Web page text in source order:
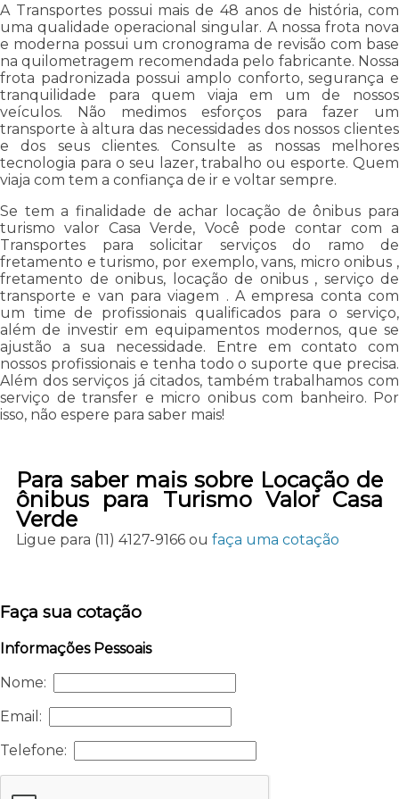
A Transportes possui mais de 48 anos de história, com
uma qualidade operacional singular. A nossa frota nova
e moderna possui um cronograma de revisão com base
na quilometragem recomendada pelo fabricante. Nossa
frota padronizada possui amplo conforto, segurança e
tranquilidade para quem viaja em um de nossos
veículos. Não medimos esforços para fazer um
transporte à altura das necessidades dos nossos clientes
e dos seus clientes. Consulte as nossas melhores
tecnologia para o seu lazer, trabalho ou esporte. Quem
viaja com tem a confiança de ir e voltar sempre.
Se tem a finalidade de achar locação de ônibus para
turismo valor Casa Verde, Você pode contar com a
Transportes para solicitar serviços do ramo de
fretamento e turismo, por exemplo, vans, micro onibus ,
fretamento de onibus, locação de onibus , serviço de
transporte e van para viagem . A empresa conta com
um time de profissionais qualificados para o serviço,
além de investir em equipamentos modernos, que se
ajustão a sua necessidade. Entre em contato com
nossos profissionais e tenha todo o suporte que precisa.
Além dos serviços já citados, também trabalhamos com
serviço de transfer e micro onibus com banheiro. Por
isso, não espere para saber mais!
Para saber mais sobre Locação de
ônibus para Turismo Valor Casa
Verde
Ligue para (11) 4127-9166ou faça uma cotação
Faça sua cotação
Informações Pessoais
Nome:
Email:
Telefone: